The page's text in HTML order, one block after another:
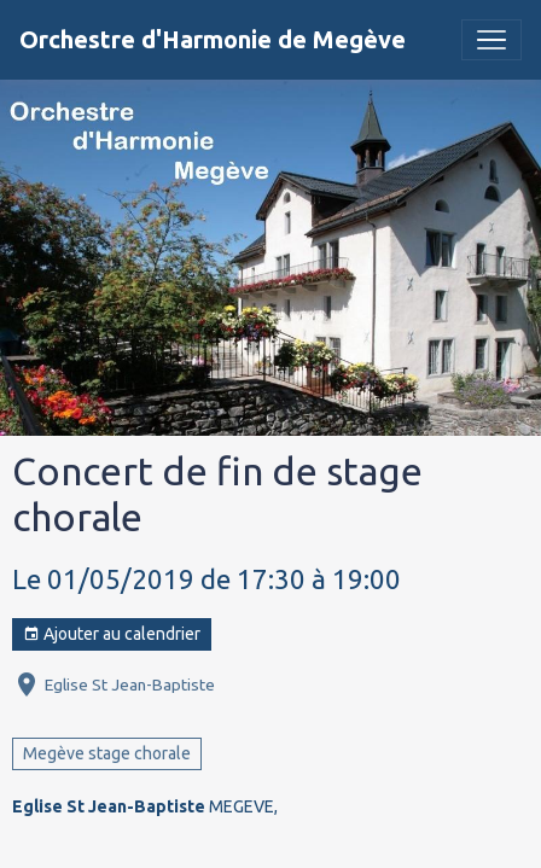
Orchestre d'Harmonie de Megève
Concert de fin de stage
chorale
Le 01/05/2019 de 17:30 à 19:00
Ajouter au calendrier
Eglise St Jean-Baptiste
Megève stage chorale
Eglise St Jean-Baptiste MEGEVE,